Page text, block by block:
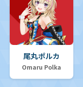
尾丸ポルカ
Omaru Polka